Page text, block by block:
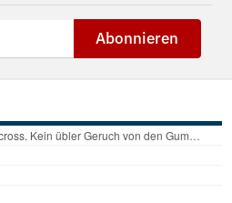
Abonnieren